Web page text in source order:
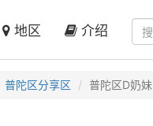
地区 介绍
普陀区分享区 普陀区D奶妹